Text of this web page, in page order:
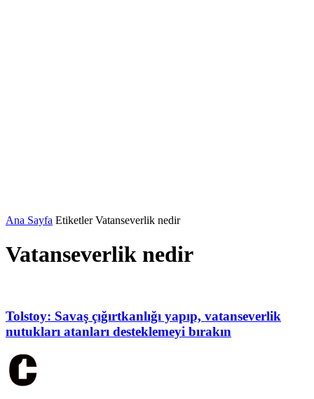
Ana Sayfa Etiketler Vatanseverlik nedir
Vatanseverlik nedir
Tolstoy: Savaş çığırtkanlığı yapıp, vatanseverlik
nutukları atanları desteklemeyi bırakın